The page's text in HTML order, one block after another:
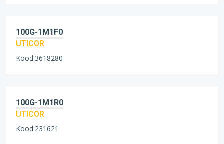
100G-1M1F0
UTICOR
Kood:3618280
100G-1M1R0
UTICOR
Kood:231621